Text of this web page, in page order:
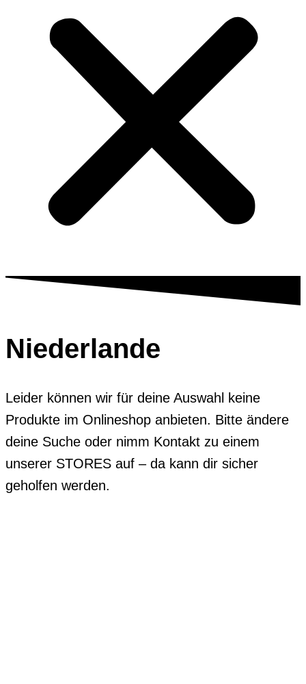
Niederlande
Leider können wir für deine Auswahl keine
Produkte im Onlineshop anbieten. Bitte ändere
deine Suche oder nimm Kontakt zu einem
unserer STORES auf – da kann dir sicher
geholfen werden.